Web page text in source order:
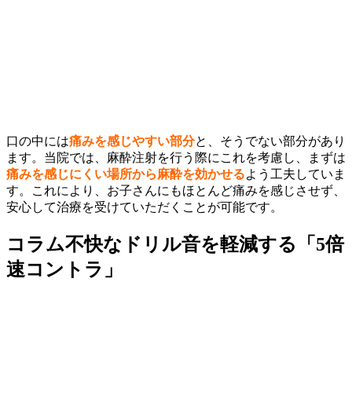
口の中には痛みを感じやすい部分と、そうでない部分があり
ます。当院では、麻酔注射を行う際にこれを考慮し、まずは
痛みを感じにくい場所から麻酔を効かせるよう工夫していま
す。これにより、お子さんにもほとんど痛みを感じさせず、
安心して治療を受けていただくことが可能です。
コラム不快なドリル音を軽減する「5倍
速コントラ」